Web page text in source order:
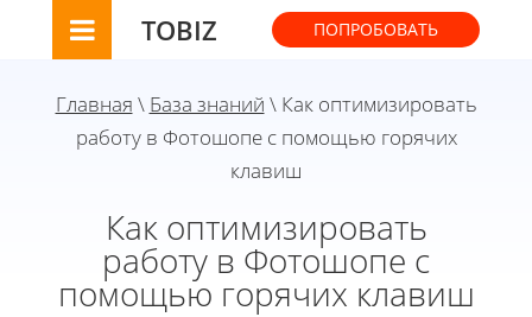
TOBIZ ПОПРОБОВАТЬ
Главная \ База знаний \ Как оптимизировать
работу в Фотошопе с помощью горячих
клавиш
Как оптимизировать
работу в Фотошопе с
помощью горячих клавиш